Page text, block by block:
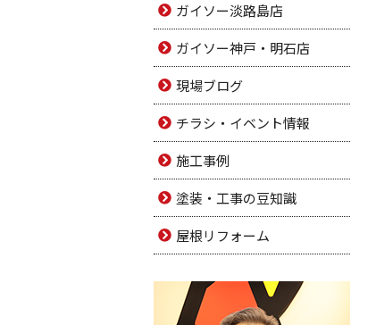
ガイソー淡路島店
ガイソー神戸・明石店
現場ブログ
チラシ・イベント情報
施工事例
塗装・工事の豆知識
屋根リフォーム